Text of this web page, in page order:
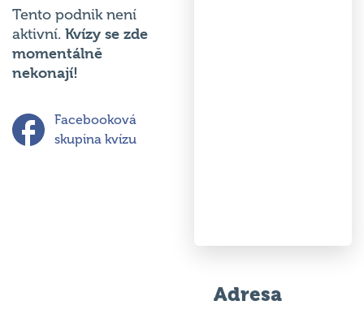
Tento podnik není
aktivní. Kvízy se zde
momentálně
nekonají!
Facebooková
skupina kvízu
Adresa